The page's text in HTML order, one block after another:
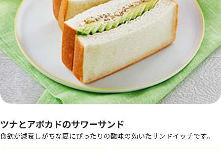
ツナとアボカドのサワーサンド
食欲が減衰しがちな夏にぴったりの酸味の効いたサンドイッチです。